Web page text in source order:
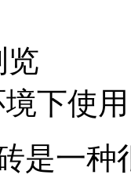
览
下使用
是一种